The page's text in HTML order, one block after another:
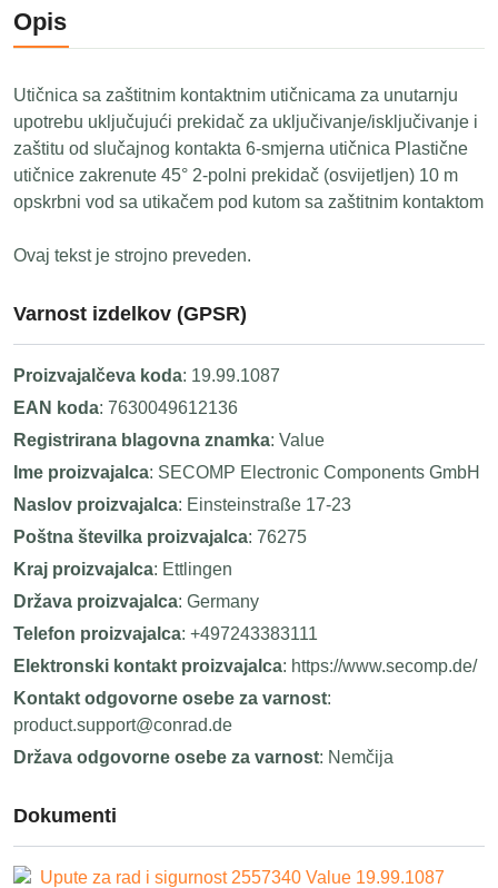
Opis
Utičnica sa zaštitnim kontaktnim utičnicama za unutarnju
upotrebu uključujući prekidač za uključivanje/isključivanje i
zaštitu od slučajnog kontakta 6-smjerna utičnica Plastične
utičnice zakrenute 45° 2-polni prekidač (osvijetljen) 10 m
opskrbni vod sa utikačem pod kutom sa zaštitnim kontaktom
Ovaj tekst je strojno preveden.
Varnost izdelkov (GPSR)
Proizvajalčeva koda: 19.99.1087
EAN koda: 7630049612136
Registrirana blagovna znamka: Value
Ime proizvajalca: SECOMP Electronic Components GmbH
Naslov proizvajalca: Einsteinstraße 17-23
Poštna številka proizvajalca: 76275
Kraj proizvajalca: Ettlingen
Država proizvajalca: Germany
Telefon proizvajalca: +497243383111
Elektronski kontakt proizvajalca: https://www.secomp.de/
Kontakt odgovorne osebe za varnost:
product.support@conrad.de
Država odgovorne osebe za varnost: Nemčija
Dokumenti
Upute za rad i sigurnost 2557340 Value 19.99.1087